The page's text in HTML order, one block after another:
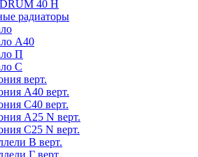
40 H
радиаторы
А40
П
С
верт.
А40 верт.
С40 верт.
А25 N верт.
С25 N верт.
В верт.
Г верт.